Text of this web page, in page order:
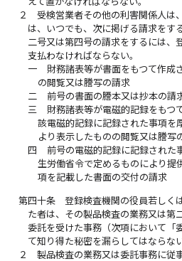
２
受検営業者その他の利害関係人は
は、いつでも、次に掲げる請求をす
二号又は第四号の請求をするには、
支払わなければならない。
一
財務諸表等が書面をもつて作成
の閲覧又は謄写の請求
二
前号の書面の謄本又は抄本の請
三
財務諸表等が電磁的記録をもつ
該電磁的記録に記録された事項を
より表示したものの閲覧又は謄写
四
前号の電磁的記録に記録された
生労働省令で定めるものにより提
項を記載した書面の交付の請求
第四十条
登録検査機関の役員若しく
た者は、その製品検査の業務又は第
委託を受けた事務（次項において「
て知り得た秘密を漏らしてはならない
２
製品検査の業務又は委託事務に従